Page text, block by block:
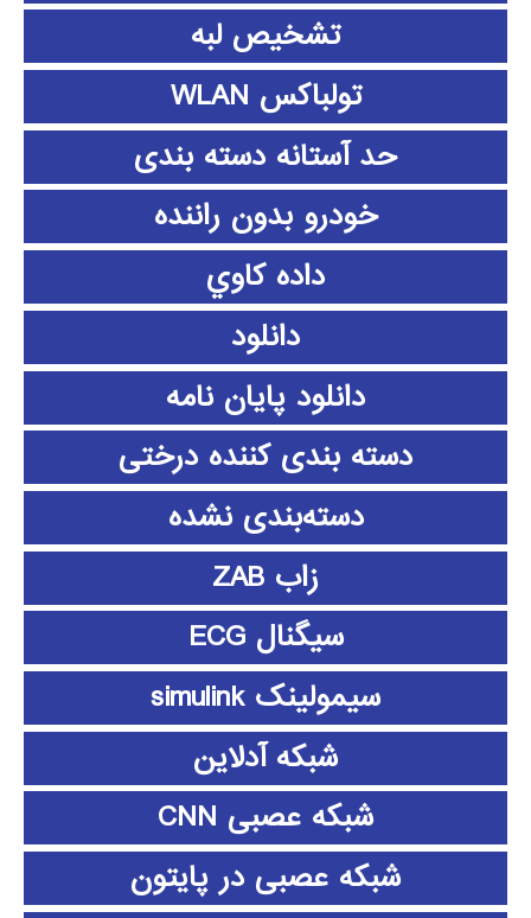
تشخیص لبه
تولباکس WLAN
حد آستانه دسته بندی
خودرو بدون راننده
داده كاوي
دانلود
دانلود پايان نامه
دسته بندی کننده درختی
دسته‌بندی نشده
زاب ZAB
سیگنال ECG
سیمولینک simulink
شبکه آدلاین
شبکه عصبی CNN
شبکه عصبی در پایتون